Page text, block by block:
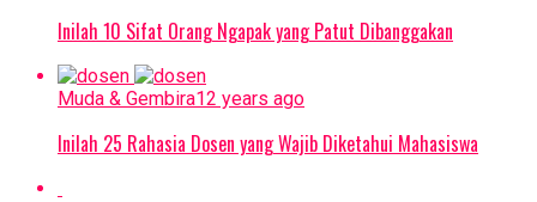
Inilah 10 Sifat Orang Ngapak yang Patut Dibanggakan
Muda & Gembira12 years ago
Inilah 25 Rahasia Dosen yang Wajib Diketahui Mahasiswa